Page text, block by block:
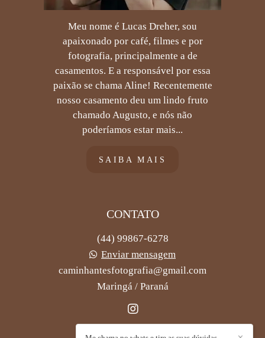
Meu nome é Lucas Dreher, sou
apaixonado por café, filmes e por
fotografia, principalmente a de
casamentos. E a responsável por essa
paixão se chama Aline! Recentemente
nosso casamento deu um lindo fruto
chamado Augusto, e nós não
poderíamos estar mais...
SAIBA MAIS
CONTATO
(44) 99867-6278
Enviar mensagem
caminhantesfotografia@gmail.com
Maringá / Paraná